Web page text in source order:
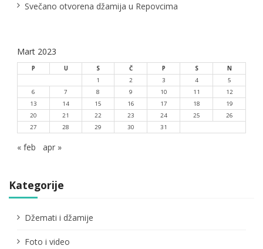
Svečano otvorena džamija u Repovcima
Mart 2023
P U S Č P S
N
1
2 3 4
5
6
7 8 9 10 11
12
13
14 15 16 17 18
19
20
21 22 23 24 25
26
27
28 29 30 31
« feb apr »
Kategorije
Džemati i džamije
Foto i video